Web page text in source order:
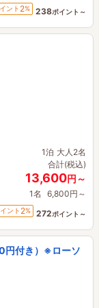
ント 2% 238ポイント～
1泊 大人2名
合計(税込)
13,600円～
1名 6,800円～
ント 2% 272ポイント～
円付き）※ローソ